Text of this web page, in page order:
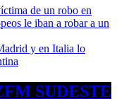
de un robo en
le iban a robar a un
y en Italia lo
FM SUDESTE